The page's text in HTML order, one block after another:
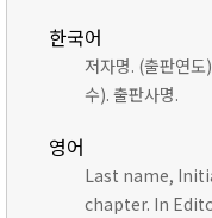
한국어
저자명. (출판연
수). 출판사명.
영어
Last name,
chapter. In